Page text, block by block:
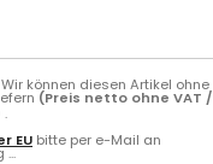
Wir können diesen Artikel ohne
(Preis netto ohne VAT /
.
EU bitte per e-Mail an
...